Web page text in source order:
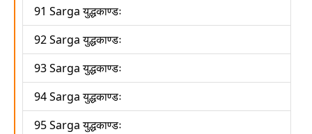
91 Sarga युद्धकाण्डः
92 Sarga युद्धकाण्डः
93 Sarga युद्धकाण्डः
94 Sarga युद्धकाण्डः
95 Sarga युद्धकाण्डः